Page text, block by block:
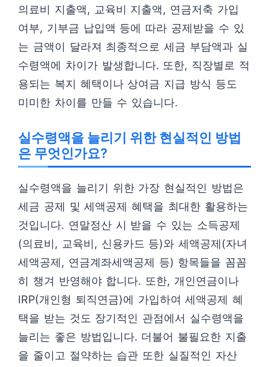
의료비 지출액, 교육비 지출액, 연금저축 가입
여부, 기부금 납입액 등에 따라 공제받을 수 있
는 금액이 달라져 최종적으로 세금 부담액과 실
수령액에 차이가 발생합니다. 또한, 직장별로 적
용되는 복지 혜택이나 상여금 지급 방식 등도
미미한 차이를 만들 수 있습니다.
실수령액을 늘리기 위한 현실적인 방법
은 무엇인가요?
실수령액을 늘리기 위한 가장 현실적인 방법은
세금 공제 및 세액공제 혜택을 최대한 활용하는
것입니다. 연말정산 시 받을 수 있는 소득공제
(의료비, 교육비, 신용카드 등)와 세액공제(자녀
세액공제, 연금계좌세액공제 등) 항목들을 꼼꼼
히 챙겨 반영해야 합니다. 또한, 개인연금이나
IRP(개인형 퇴직연금)에 가입하여 세액공제 혜
택을 받는 것도 장기적인 관점에서 실수령액을
늘리는 좋은 방법입니다. 더불어 불필요한 지출
을 줄이고 절약하는 습관 또한 실질적인 자산